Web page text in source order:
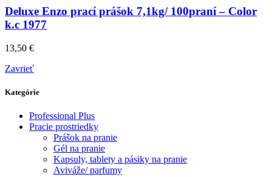
Deluxe Enzo prací prášok 7,1kg/ 100praní – Color
k.c 1977
13,50 €
Zavrieť
Kategórie
Professional Plus
Pracie prostriedky
Prášok na pranie
Gél na pranie
Kapsuly, tablety a pásiky na pranie
Aviváže/ parfumy